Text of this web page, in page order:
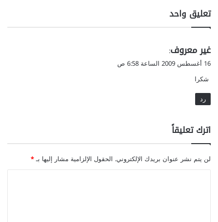
ل
و
ز
أ
ث
ن
ض
ا
ة
ح
ل
ح
و
ي
ة
ل
ش
تعليق واحد
ي
ق
ل
غير معروف:
16 أغسطس 2009 الساعة 6:58 ص
شكرا
رد
اترك تعليقاً
لن يتم نشر عنوان بريدك الإلكتروني. الحقول الإلزامية مشار إليها بـ*